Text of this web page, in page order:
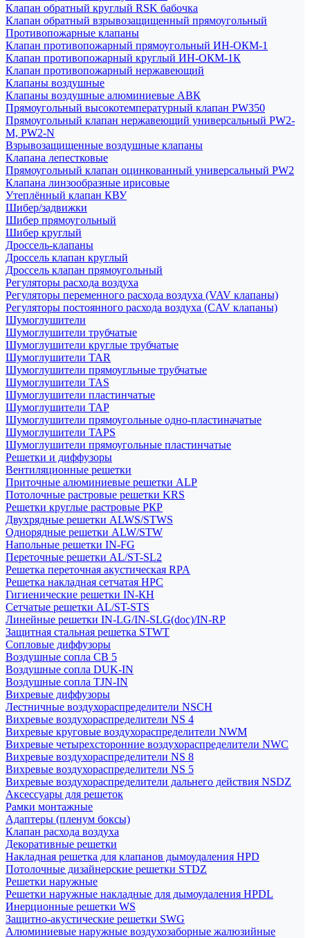
Клапан обратный круглый RSK бабочка
Клапан обратный взрывозащищенный прямоугольный
Противопожарные клапаны
Клапан противопожарный прямоугольный ИН-ОКМ-1
Клапан противопожарный круглый ИН-ОКМ-1К
Клапан противопожарный нержавеющий
Клапаны воздушные
Клапаны воздушные алюминиевые АВК
Прямоугольный высокотемпературный клапан PW350
Прямоугольный клапан нержавеющий универсальный PW2-
M, PW2-N
Взрывозащищенные воздушные клапаны
Клапана лепестковые
Прямоугольный клапан оцинкованный универсальный PW2
Клапана линзообразные ирисовые
Утеплённый клапан КВУ
Шибер/задвижки
Шибер прямоугольный
Шибер круглый
Дроссель-клапаны
Дроссель клапан круглый
Дроссель клапан прямоугольный
Регуляторы расхода воздуха
Регуляторы переменного расхода воздуха (VAV клапаны)
Регуляторы постоянного расхода воздуха (CAV клапаны)
Шумоглушители
Шумоглушители трубчатые
Шумоглушители круглые трубчатые
Шумоглушители TAR
Шумоглушители прямоугльные трубчатые
Шумоглушители TAS
Шумоглушители пластинчатые
Шумоглушители TAP
Шумоглушители прямоугольные одно-пластиначатые
Шумоглушители TAPS
Шумоглушители прямоугольные пластинчатые
Решетки и диффузоры
Вентиляционные решетки
Приточные алюминиевые решетки ALP
Потолочные растровые решетки KRS
Решетки круглые растровые РКР
Двухрядные решетки ALWS/STWS
Однорядные решетки ALW/STW
Напольные решетки IN-FG
Переточные решетки AL/ST-SL2
Решетка переточная акустическая RPA
Решетка накладная сетчатая НРС
Гигиенические решетки IN-КН
Сетчатые решетки AL/ST-STS
Линейные решетки IN-LG/IN-SLG(doc)/IN-RP
Защитная стальная решетка STWT
Сопловые диффузоры
Воздушные сопла СВ 5
Воздушные сопла DUK-IN
Воздушные сопла TJN-IN
Вихревые диффузоры
Лестничные воздухораспределители NSCH
Вихревые воздухораспределители NS 4
Вихревые круговые воздухораспределители NWM
Вихревые четырехсторонние воздухораспределители NWC
Вихревые воздухораспределители NS 8
Вихревые воздухораспределители NS 5
Вихревые воздухораспределители дальнего действия NSDZ
Аксессуары для решеток
Рамки монтажные
Адаптеры (пленум боксы)
Клапан расхода воздуха
Декоративные решетки
Накладная решетка для клапанов дымоудаления HPD
Потолочные дизайнерские решетки STDZ
Решетки наружные
Решетки наружные накладные для дымоудаления HPDL
Инерционные решетки WS
Защитно-акустические решетки SWG
Алюминиевые наружные воздухозаборные жалюзийные